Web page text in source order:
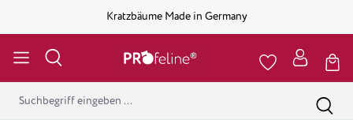
Kratzbäume Made in Germany